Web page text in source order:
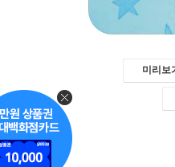
미리보